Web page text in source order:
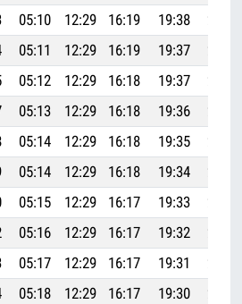
05:10 12:29 16:19 19:38
05:11 12:29 16:19 19:37
05:12 12:29 16:18 19:37
05:13 12:29 16:18 19:36
05:14 12:29 16:18 19:35
05:14 12:29 16:18 19:34
05:15 12:29 16:17 19:33
05:16 12:29 16:17 19:32
05:17 12:29 16:17 19:31
05:18 12:29 16:17 19:30